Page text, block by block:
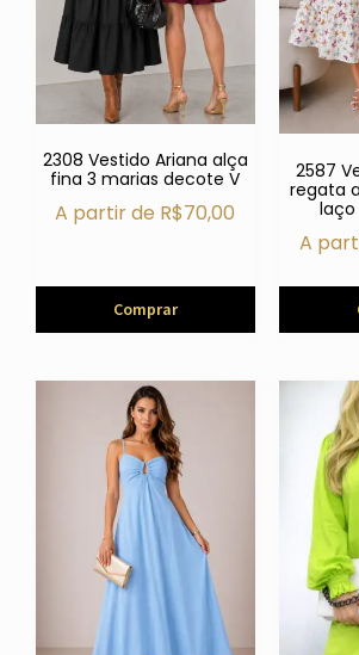
2308 Vestido Ariana alça
fina 3 marias decote V
A partir de R$70,00
Comprar
2587
regata
A